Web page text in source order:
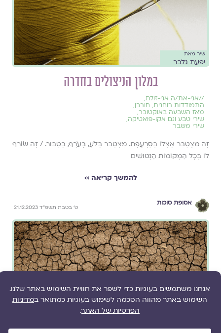
שיר מאת
יפעת גלבר
במלון הניצולים בחדרה
//אני-את/ה אני-זולת,
התמודדות רוחנית, חורבן,
מאז השבעה באוקטובר,
שירי טבע וגם אקו-פואטיקה,
שירי משבר
זֶה מִצְטַבֵּר אֶצְלוֹ בַּסַּרְעֶפֶת. מִצְטַבֵּר בַּלֹּעַ, בָּעֹרֶף, בַּטַּבּוּר. / זֶה שׂוֹרֵף
לוֹ בְּכָל הַמְּקוֹמוֹת הַנְּטוּשִׁים
להמשך קריאה ››
אסופת סוכות
ט׳ בטבת תשפ״ד 21.12.2023